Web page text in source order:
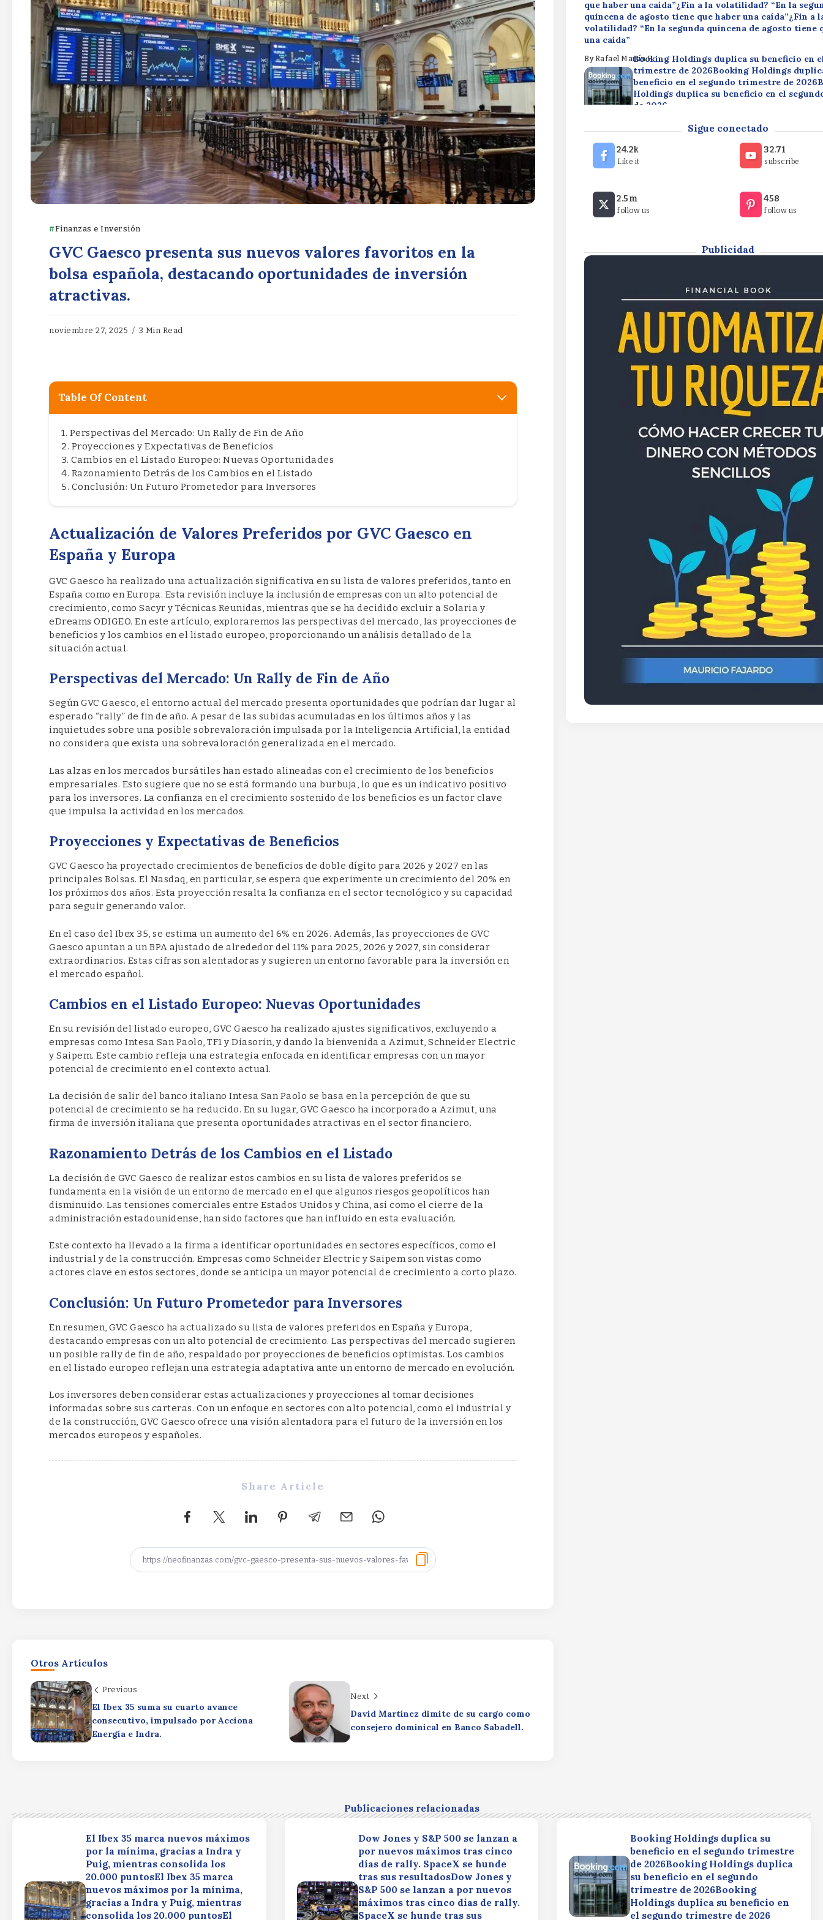
Finanzas e Inversión
GVC Gaesco presenta sus nuevos valores favoritos en la
bolsa española, destacando oportunidades de inversión
atractivas.
noviembre 27, 2025 3 Min Read
Table Of Content
Perspectivas del Mercado: Un Rally de Fin de Año
Proyecciones y Expectativas de Beneficios
Cambios en el Listado Europeo: Nuevas Oportunidades
Razonamiento Detrás de los Cambios en el Listado
Conclusión: Un Futuro Prometedor para Inversores
Actualización de Valores Preferidos por GVC Gaesco en
España y Europa
GVC Gaesco ha realizado una actualización significativa en su lista de valores preferidos, tanto en
España como en Europa. Esta revisión incluye la inclusión de empresas con un alto potencial de
crecimiento, como Sacyr y Técnicas Reunidas, mientras que se ha decidido excluir a Solaria y
eDreams ODIGEO. En este artículo, exploraremos las perspectivas del mercado, las proyecciones de
beneficios y los cambios en el listado europeo, proporcionando un análisis detallado de la
situación actual.
Perspectivas del Mercado: Un Rally de Fin de Año
Según GVC Gaesco, el entorno actual del mercado presenta oportunidades que podrían dar lugar al
esperado “rally” de fin de año. A pesar de las subidas acumuladas en los últimos años y las
inquietudes sobre una posible sobrevaloración impulsada por la Inteligencia Artificial, la entidad
no considera que exista una sobrevaloración generalizada en el mercado.
Las alzas en los mercados bursátiles han estado alineadas con el crecimiento de los beneficios
empresariales. Esto sugiere que no se está formando una burbuja, lo que es un indicativo positivo
para los inversores. La confianza en el crecimiento sostenido de los beneficios es un factor clave
que impulsa la actividad en los mercados.
Proyecciones y Expectativas de Beneficios
GVC Gaesco ha proyectado crecimientos de beneficios de doble dígito para 2026 y 2027 en las
principales Bolsas. El Nasdaq, en particular, se espera que experimente un crecimiento del 20% en
los próximos dos años. Esta proyección resalta la confianza en el sector tecnológico y su capacidad
para seguir generando valor.
En el caso del Ibex 35, se estima un aumento del 6% en 2026. Además, las proyecciones de GVC
Gaesco apuntan a un BPA ajustado de alrededor del 11% para 2025, 2026 y 2027, sin considerar
extraordinarios. Estas cifras son alentadoras y sugieren un entorno favorable para la inversión en
el mercado español.
Cambios en el Listado Europeo: Nuevas Oportunidades
En su revisión del listado europeo, GVC Gaesco ha realizado ajustes significativos, excluyendo a
empresas como Intesa San Paolo, TF1 y Diasorin, y dando la bienvenida a Azimut, Schneider Electric
y Saipem. Este cambio refleja una estrategia enfocada en identificar empresas con un mayor
potencial de crecimiento en el contexto actual.
La decisión de salir del banco italiano Intesa San Paolo se basa en la percepción de que su
potencial de crecimiento se ha reducido. En su lugar, GVC Gaesco ha incorporado a Azimut, una
firma de inversión italiana que presenta oportunidades atractivas en el sector financiero.
Razonamiento Detrás de los Cambios en el Listado
La decisión de GVC Gaesco de realizar estos cambios en su lista de valores preferidos se
fundamenta en la visión de un entorno de mercado en el que algunos riesgos geopolíticos han
disminuido. Las tensiones comerciales entre Estados Unidos y China, así como el cierre de la
administración estadounidense, han sido factores que han influido en esta evaluación.
Este contexto ha llevado a la firma a identificar oportunidades en sectores específicos, como el
industrial y de la construcción. Empresas como Schneider Electric y Saipem son vistas como
actores clave en estos sectores, donde se anticipa un mayor potencial de crecimiento a corto plazo.
Conclusión: Un Futuro Prometedor para Inversores
En resumen, GVC Gaesco ha actualizado su lista de valores preferidos en España y Europa,
destacando empresas con un alto potencial de crecimiento. Las perspectivas del mercado sugieren
un posible rally de fin de año, respaldado por proyecciones de beneficios optimistas. Los cambios
en el listado europeo reflejan una estrategia adaptativa ante un entorno de mercado en evolución.
Los inversores deben considerar estas actualizaciones y proyecciones al tomar decisiones
informadas sobre sus carteras. Con un enfoque en sectores con alto potencial, como el industrial y
de la construcción, GVC Gaesco ofrece una visión alentadora para el futuro de la inversión en los
mercados europeos y españoles.
Share Article
Otros Artículos
Previous
El Ibex 35 suma su cuarto avance
consecutivo, impulsado por Acciona
Energía e Indra.
Next
David Martínez dimite de su cargo como
consejero dominical en Banco Sabadell.
que haber una caída”¿Fin a la volatilidad? “En la
quincena de agosto tiene que haber una caída”¿Fin a
volatilidad? “En la segunda quincena de agosto tiene
una caída”
By Rafael Martín F.Booking Holdings duplica su beneficio en
trimestre de 2026Booking Holdings
beneficio en el segundo trimestre de
Holdings duplica su beneficio en el
de 2026
Rafael Martín F.
Disney reduce su beneficio en un 49,9%
trimestre fiscalDisney reduce su beneficio
49,9% en el tercer trimestre fiscalDisney
beneficio en un 49,9% en el tercer
¿Fin a la volatilidad? “En la segunda quincena de
que haber una caída”¿Fin a la volatilidad? “En la
quincena de agosto tiene que haber una caída”¿Fin a
ByRafael Martín F.
Sigue conectado
24.2k
Like it
32.71
subscribe
2.5m
follow us
458
follow us
Publicidad
Publicaciones relacionadas
El Ibex 35 marca nuevos máximos
por la mínima, gracias a Indra y
Puig, mientras consolida los
20.000 puntosEl Ibex 35 marca
nuevos máximos por la mínima,
gracias a Indra y Puig, mientras
consolida los 20.000 puntosEl
Dow Jones y S&P 500 se lanzan a
por nuevos máximos tras cinco
días de rally. SpaceX se hunde
tras sus resultadosDow Jones y
S&P 500 se lanzan a por nuevos
máximos tras cinco días de rally.
SpaceX se hunde tras sus
Booking Holdings duplica su
beneficio en el segundo trimestre
de 2026Booking Holdings duplica
su beneficio en el segundo
trimestre de 2026Booking
Holdings duplica su beneficio en
el segundo trimestre de 2026